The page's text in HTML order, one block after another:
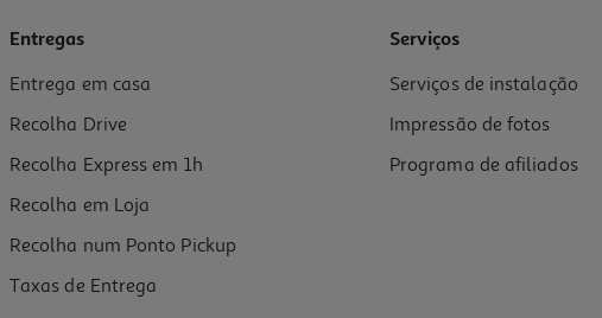
Entregas
Entrega em casa
Recolha Drive
Recolha Express em 1h
Recolha em Loja
Recolha num Ponto Pickup
Taxas de Entrega
Serviços
Serviços de instalação
Impressão de fotos
Programa de afiliados